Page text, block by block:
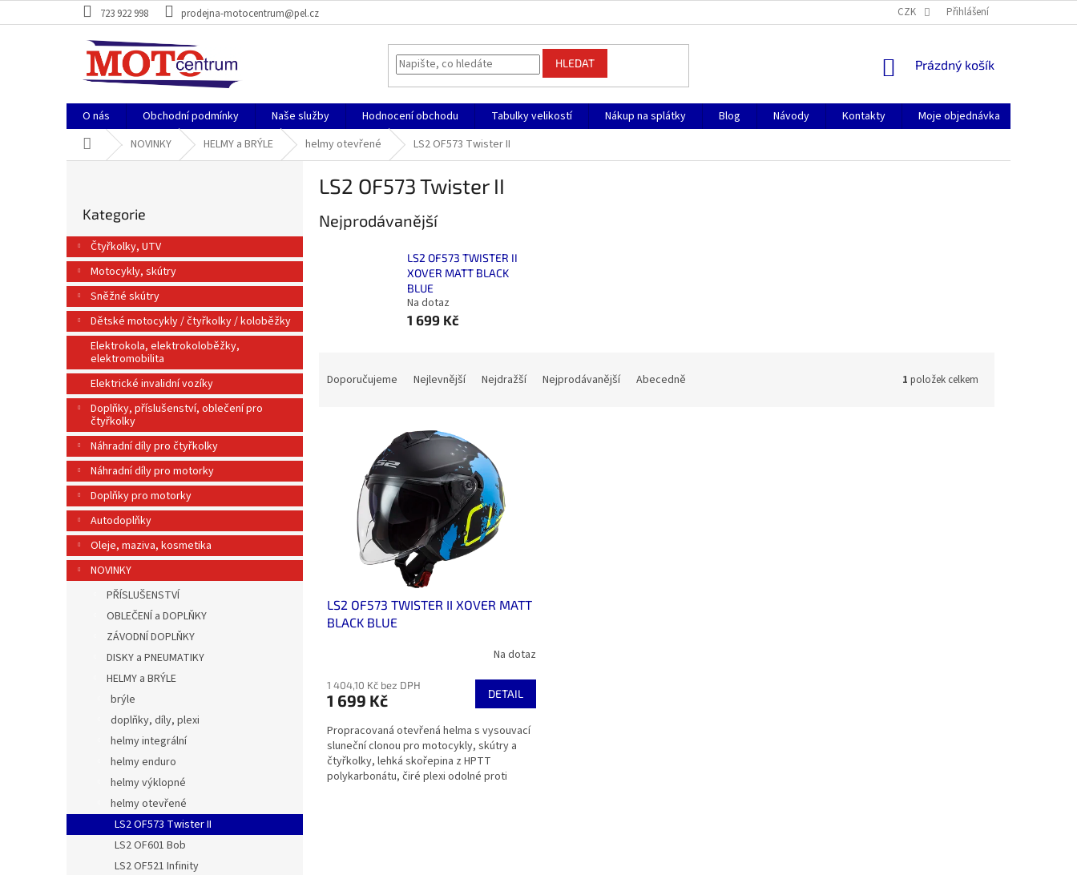
na
723 922 998 prodejna-motocentrum@pel.cz CZK Přihlášení
HLEDAT
NÁKUPNÍ
Prázdný košík
O nás Obchodní podmínky Naše služby Hodnocení obchodu Tabulky velikostí Nákup na splátky Blog Návody Kontakty
Moje objednávka
Domů NOVINKY HELMY a BRÝLE helmy otevřené LS2 OF573 Twister II
r
a
n
í
p
l
kategorie
Kategorie
Čtyřkolky, UTV
Motocykly, skútry
Sněžné skútry
Dětské motocykly / čtyřkolky / koloběžky
Elektrokola, elektrokoloběžky,
elektromobilita
Elektrické invalidní vozíky
Doplňky, příslušenství, oblečení pro
čtyřkolky
Náhradní díly pro čtyřkolky
Náhradní díly pro motorky
Doplňky pro motorky
Autodoplňky
Oleje, maziva, kosmetika
NOVINKY
PŘÍSLUŠENSTVÍ
OBLEČENÍ a DOPLŇKY
ZÁVODNÍ DOPLŇKY
DISKY a PNEUMATIKY
HELMY a BRÝLE
brýle
doplňky, díly, plexi
helmy integrální
helmy enduro
helmy výklopné
helmy otevřené
LS2 OF573 Twister II
LS2 OF601 Bob
LS2 OF521 Infinity
LS2 OF573 Twister II
Nejprodávanější
LS2 OF573 TWISTER II
XOVER MATT BLACK
BLUE
Na dotaz
1 699 Kč
Doporučujeme Nejlevnější Nejdražší Nejprodávanější Abecedně 1 položek celkem
LS2 OF573 TWISTER II XOVER MATT
BLACK BLUE
Na dotaz
1 404,10 Kč bez DPH
1 699 Kč DETAIL
Propracovaná otevřená helma s vysouvací
sluneční clonou pro motocykly, skútry a
čtyřkolky, lehká skořepina z HPTT
polykarbonátu, čiré plexi odolné proti